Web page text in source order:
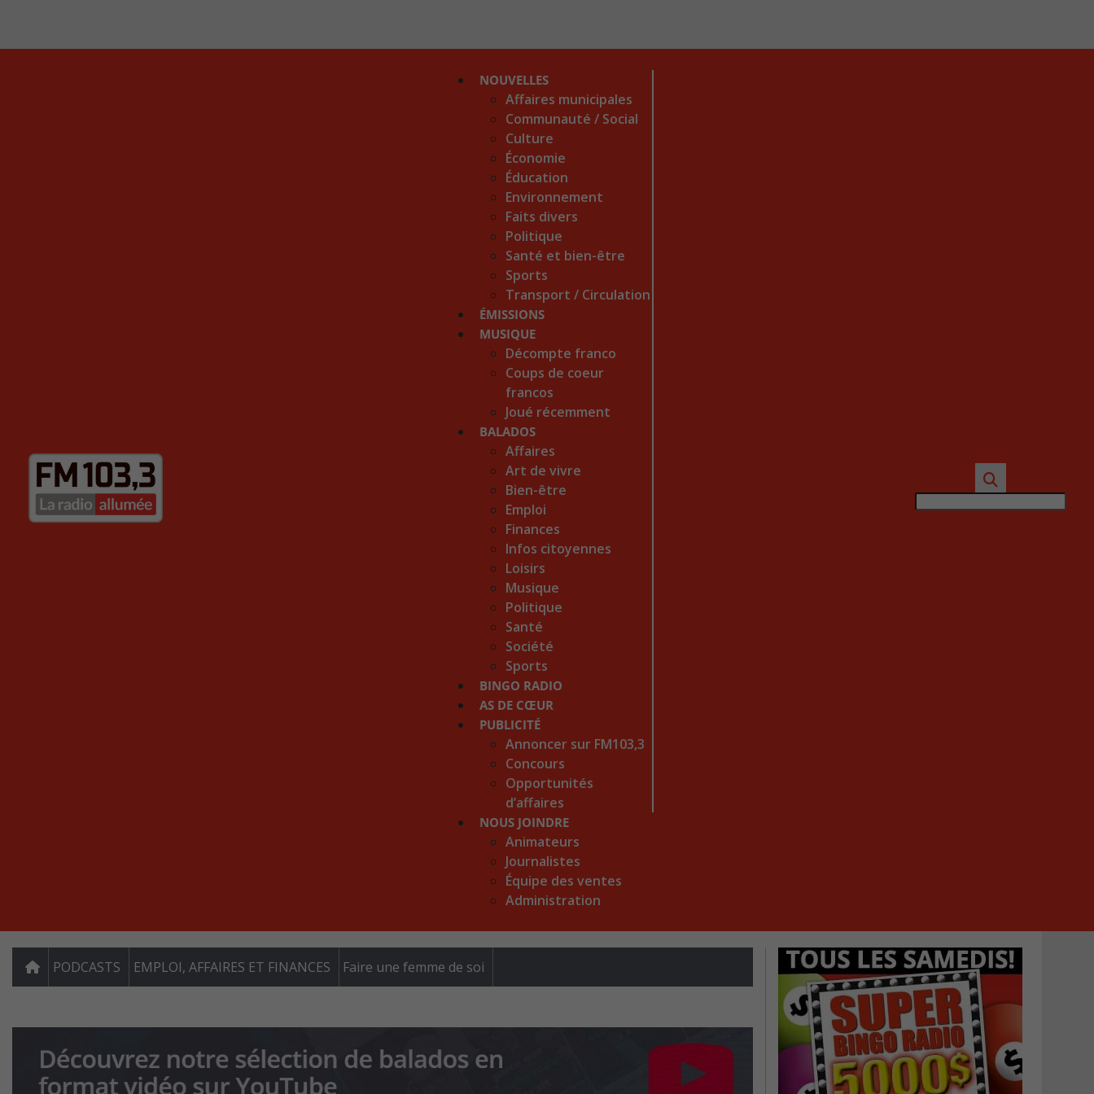
NOUVELLES
Affaires municipales
Communauté / Social
Culture
Économie
Éducation
Environnement
Faits divers
Politique
Santé et bien-être
Sports
Transport / Circulation
ÉMISSIONS
MUSIQUE
Décompte franco
Coups de coeur
francos
Joué récemment
BALADOS
Affaires
Art de vivre
Bien-être
Emploi
Finances
Infos citoyennes
Loisirs
Musique
Politique
Santé
Société
Sports
BINGO RADIO
AS DE CŒUR
PUBLICITÉ
Annoncer sur FM103,3
Concours
Opportunités
d’affaires
NOUS JOINDRE
Animateurs
Journalistes
Équipe des ventes
Administration
PODCASTS EMPLOI, AFFAIRES ET FINANCES Faire une femme de soi